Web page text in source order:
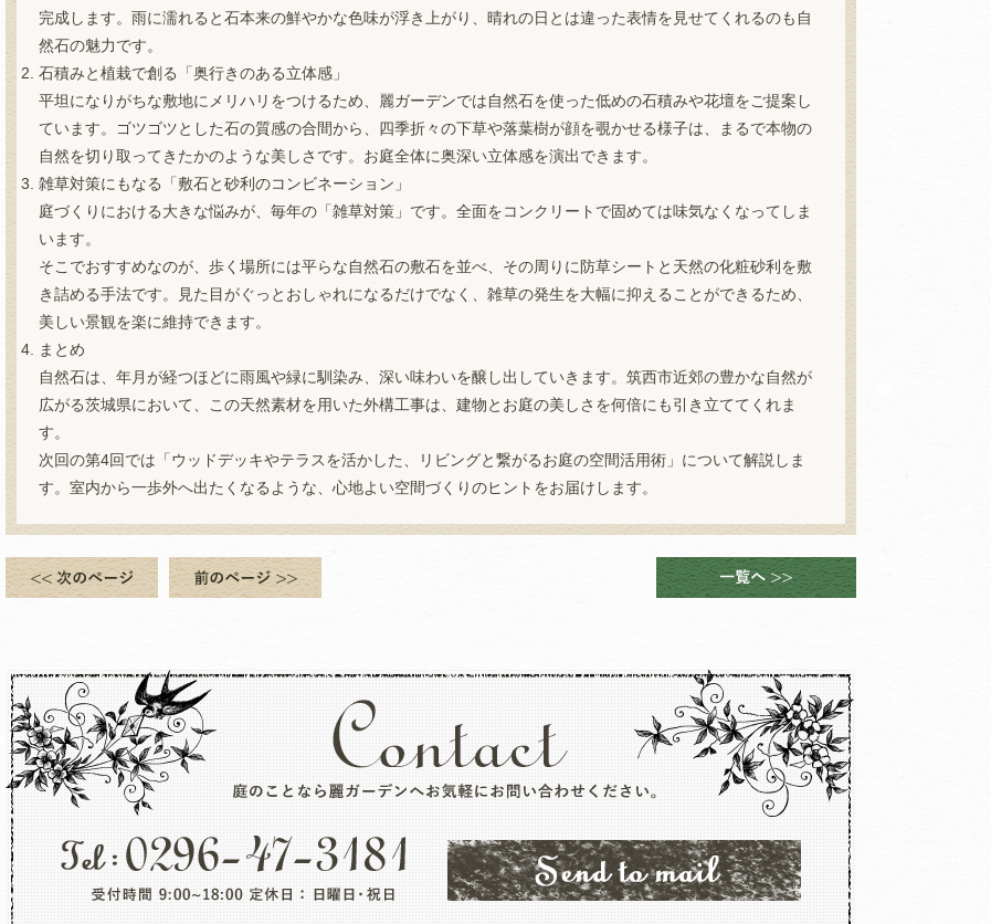
完成します。雨に濡れると石本来の鮮やかな色味が浮き上がり、晴れの日とは違った表情を見せてくれるのも自
然石の魅力です。
石積みと植栽で創る「奥行きのある立体感」
平坦になりがちな敷地にメリハリをつけるため、麗ガーデンでは自然石を使った低めの石積みや花壇をご提案し
ています。ゴツゴツとした石の質感の合間から、四季折々の下草や落葉樹が顔を覗かせる様子は、まるで本物の
自然を切り取ってきたかのような美しさです。お庭全体に奥深い立体感を演出できます。
雑草対策にもなる「敷石と砂利のコンビネーション」
庭づくりにおける大きな悩みが、毎年の「雑草対策」です。全面をコンクリートで固めては味気なくなってしま
います。
そこでおすすめなのが、歩く場所には平らな自然石の敷石を並べ、その周りに防草シートと天然の化粧砂利を敷
き詰める手法です。見た目がぐっとおしゃれになるだけでなく、雑草の発生を大幅に抑えることができるため、
美しい景観を楽に維持できます。
まとめ
自然石は、年月が経つほどに雨風や緑に馴染み、深い味わいを醸し出していきます。筑西市近郊の豊かな自然が
広がる茨城県において、この天然素材を用いた外構工事は、建物とお庭の美しさを何倍にも引き立ててくれま
す。
次回の第4回では「ウッドデッキやテラスを活かした、リビングと繋がるお庭の空間活用術」について解説しま
す。室内から一歩外へ出たくなるような、心地よい空間づくりのヒントをお届けします。